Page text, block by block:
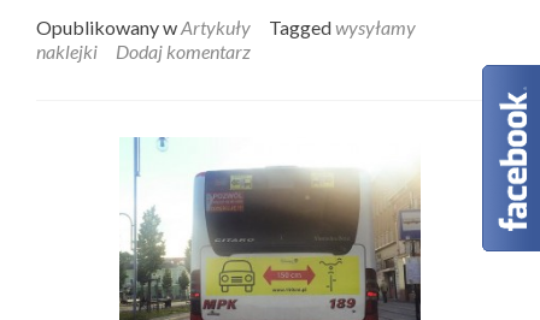
Opublikowany wArtykuły Taggedwysyłamy
naklejki
Dodaj komentarz